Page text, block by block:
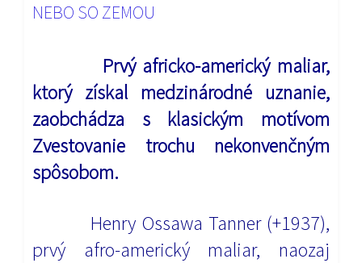
NEBO SO ZEMOU
Prvý africko-americký maliar,
ktorý získal medzinárodné uznanie,
zaobchádza s klasickým motívom
Zvestovanie trochu nekonvenčným
spôsobom.
Henry Ossawa Tanner (+1937),
prvý afro-americký maliar, naozaj